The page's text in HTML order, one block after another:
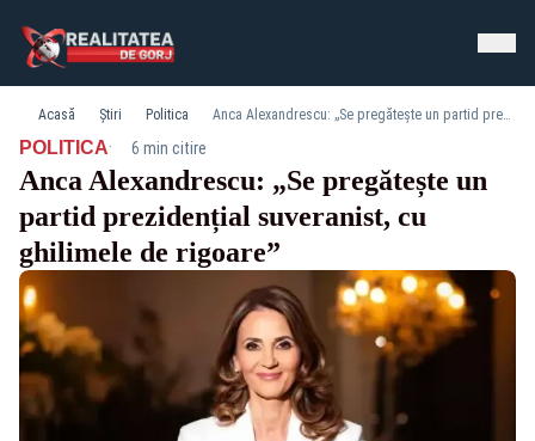
Acasă Știri Politica Anca Alexandrescu: „Se pregătește un partid prezidențial suveranist, cu ghilimele de rigoare”
POLITICA· 6 min citire
Anca Alexandrescu: „Se pregătește un
partid prezidențial suveranist, cu
ghilimele de rigoare”